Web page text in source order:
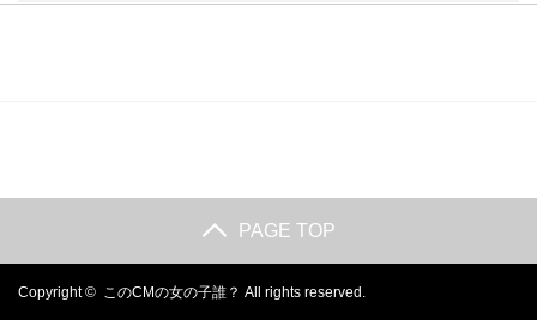
PAGE TOP
Copyright © このCMの女の子誰？ All rights reserved.